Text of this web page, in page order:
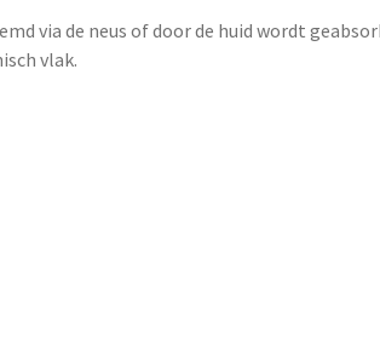
via de neus of door de huid wordt
vlak.